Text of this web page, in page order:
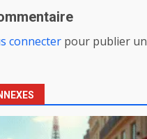
connecter pour publier un